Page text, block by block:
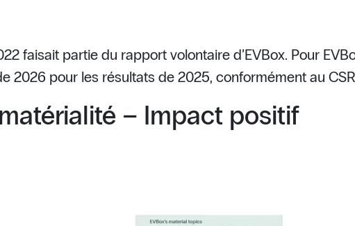
faisait partie du rapport volontaire d’EVBox. Pour
2026 pour les résultats de 2025, conformément au
– Impact positif